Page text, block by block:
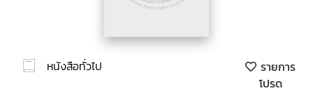
หนังสือทั่วไป
รายการ
โปรด